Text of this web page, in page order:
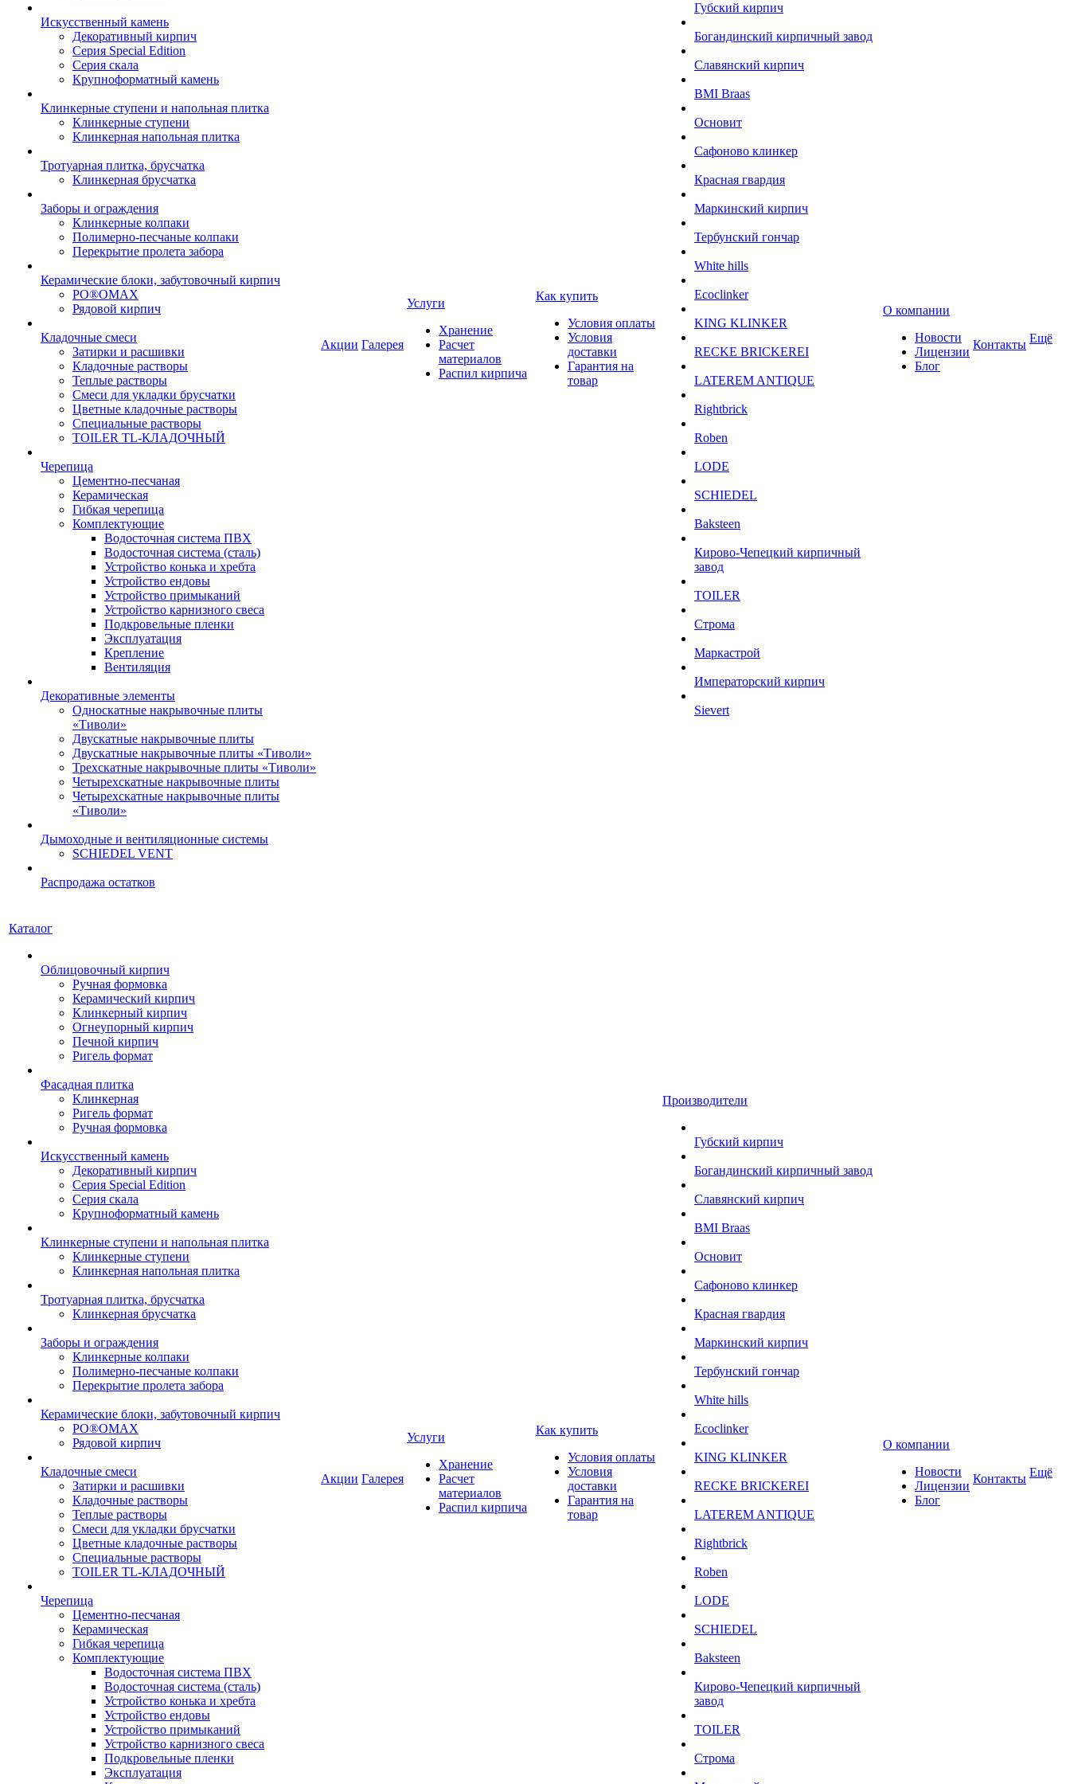
Искусственный камень
Декоративный кирпич
Серия Special Edition
Серия скала
Крупноформатный камень
Клинкерные ступени и напольная плитка
Клинкерные ступени
Клинкерная напольная плитка
Тротуарная плитка, брусчатка
Клинкерная брусчатка
Заборы и ограждения
Клинкерные колпаки
Полимерно-песчаные колпаки
Перекрытие пролета забора
Керамические блоки, забутовочный кирпич
PO®OMAX
Рядовой кирпич
Кладочные смеси
Затирки и расшивки
Кладочные растворы
Теплые растворы
Смеси для укладки брусчатки
Цветные кладочные растворы
Специальные растворы
TOILER TL-КЛАДОЧНЫЙ
Черепица
Цементно-песчаная
Керамическая
Гибкая черепица
Комплектующие
Водосточная система ПВХ
Водосточная система (сталь)
Устройство конька и хребта
Устройство ендовы
Устройство примыканий
Устройство карнизного свеса
Подкровельные пленки
Эксплуатация
Крепление
Вентиляция
Декоративные элементы
Односкатные накрывочные плиты
«Тиволи»
Двускатные накрывочные плиты
Двускатные накрывочные плиты «Тиволи»
Трехскатные накрывочные плиты «Тиволи»
Четырехскатные накрывочные плиты
Четырехскатные накрывочные плиты
«Тиволи»
Дымоходные и вентиляционные системы
SCHIEDEL VENT
Распродажа остатков
Акции Галерея
Услуги
Хранение
Расчет
материалов
Распил кирпича
Как купить
Условия оплаты
Условия
доставки
Гарантия на
товар
Губский кирпич
Богандинский кирпичный завод
Славянский кирпич
BMI Braas
Основит
Сафоново клинкер
Красная гвардия
Маркинский кирпич
Тербунский гончар
White hills
Ecoclinker
KING KLINKER
RECKE BRICKEREI
LATEREM ANTIQUE
Rightbrick
Roben
LODE
SCHIEDEL
Baksteen
Кирово-Чепецкий кирпичный
завод
TOILER
Строма
Маркастрой
Императорский кирпич
Sievert
О компании
Новости
Лицензии
Блог
Контакты Ещё
Каталог
Облицовочный кирпич
Ручная формовка
Керамический кирпич
Клинкерный кирпич
Огнеупорный кирпич
Печной кирпич
Ригель формат
Фасадная плитка
Клинкерная
Ригель формат
Ручная формовка
Искусственный камень
Декоративный кирпич
Серия Special Edition
Серия скала
Крупноформатный камень
Клинкерные ступени и напольная плитка
Клинкерные ступени
Клинкерная напольная плитка
Тротуарная плитка, брусчатка
Клинкерная брусчатка
Заборы и ограждения
Клинкерные колпаки
Полимерно-песчаные колпаки
Перекрытие пролета забора
Керамические блоки, забутовочный кирпич
PO®OMAX
Рядовой кирпич
Кладочные смеси
Затирки и расшивки
Кладочные растворы
Теплые растворы
Смеси для укладки брусчатки
Цветные кладочные растворы
Специальные растворы
TOILER TL-КЛАДОЧНЫЙ
Черепица
Цементно-песчаная
Керамическая
Гибкая черепица
Комплектующие
Водосточная система ПВХ
Водосточная система (сталь)
Устройство конька и хребта
Устройство ендовы
Устройство примыканий
Устройство карнизного свеса
Подкровельные пленки
Эксплуатация
Акции Галерея
Услуги
Хранение
Расчет
материалов
Распил кирпича
Как купить
Условия оплаты
Условия
доставки
Гарантия на
товар
Производители
Губский кирпич
Богандинский кирпичный завод
Славянский кирпич
BMI Braas
Основит
Сафоново клинкер
Красная гвардия
Маркинский кирпич
Тербунский гончар
White hills
Ecoclinker
KING KLINKER
RECKE BRICKEREI
LATEREM ANTIQUE
Rightbrick
Roben
LODE
SCHIEDEL
Baksteen
Кирово-Чепецкий кирпичный
завод
TOILER
Строма
О компании
Новости
Лицензии
Блог
Контакты Ещё